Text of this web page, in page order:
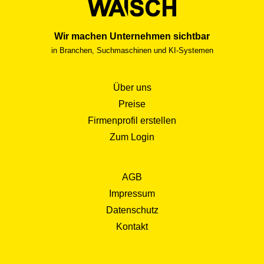
sein Engagement und seine Kompetenz massgeblich zum
zufriedenstellt und langfristige Kundenbeziehungen
Wir machen Unternehmen sichtbar
in Branchen, Suchmaschinen und KI-Systemen
Über uns
Preise
Firmenprofil erstellen
Zum Login
AGB
Impressum
Datenschutz
Kontakt